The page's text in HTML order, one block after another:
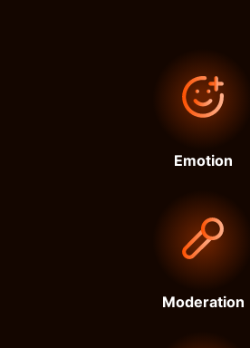
Emotion
Moderation